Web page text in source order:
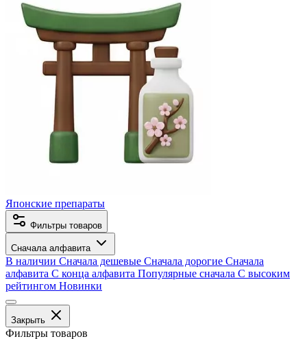
Японские препараты
Фильтры товаров
Сначала алфавита
В наличии Сначала дешевые Сначала дорогие Сначала
алфавита С конца алфавита Популярные сначала С высоким
рейтингом Новинки
Закрыть
Фильтры товаров